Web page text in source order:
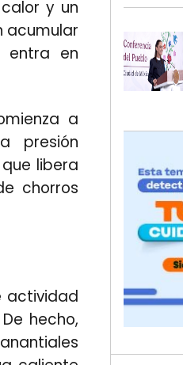
y un
acumular
entra en
a
presión
libera
chorros
actividad
hecho,